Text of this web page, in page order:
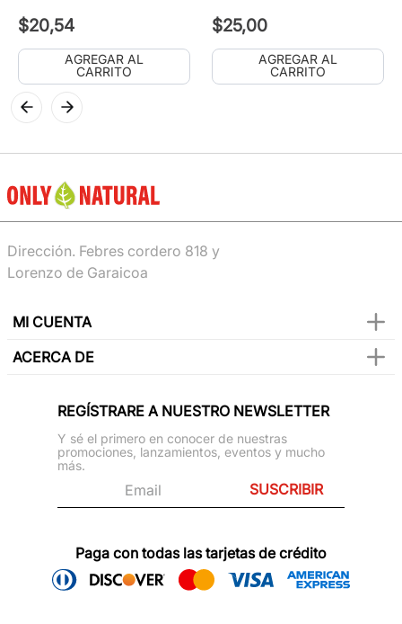
$20,54
AGREGAR AL
CARRITO
$25,00
AGREGAR AL
CARRITO
Dirección. Febres cordero 818 y
Lorenzo de Garaicoa
MI CUENTA
ACERCA DE
REGÍSTRARE A NUESTRO NEWSLETTER
Y sé el primero en conocer de nuestras
promociones, lanzamientos, eventos y mucho
más.
SUSCRIBIR
Paga con todas las tarjetas de crédito